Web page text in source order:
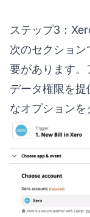
ステップ3：
次のセクショ
要があります
データ権限を
なオプションを